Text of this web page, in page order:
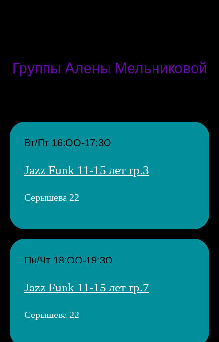
Группы Алены Мельниковой
Вт/Пт 16:ОО-17:3О
Jazz Funk 11-15 лет гр.3
Серышева 22
Пн/Чт 18:ОО-19:3О
Jazz Funk 11-15 лет гр.7
Серышева 22